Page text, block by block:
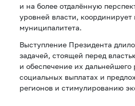
и на более отдалённую
уровней власти,
муниципалитета.
Выступление Президента
задачей, стоящей перед
и обеспечение их дальнейшего
социальных выплатах и
регионов и стимулированию